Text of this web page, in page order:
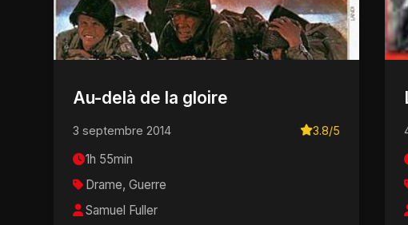
Au-delà de la gloire
3 septembre 2014 3.8/5
1h 55min
Drame, Guerre
Samuel Fuller